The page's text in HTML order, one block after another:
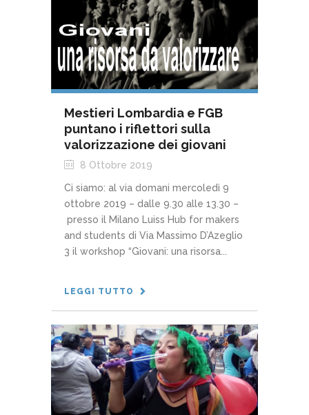
Mestieri Lombardia e FGB
puntano i riflettori sulla
valorizzazione dei giovani
8 Ottobre 2019
Ci siamo: al via domani mercoledì 9
ottobre 2019 – dalle 9.30 alle 13.30 –
presso il Milano Luiss Hub for makers
and students di Via Massimo D’Azeglio
3 il workshop “Giovani: una risorsa...
LEGGI TUTTO